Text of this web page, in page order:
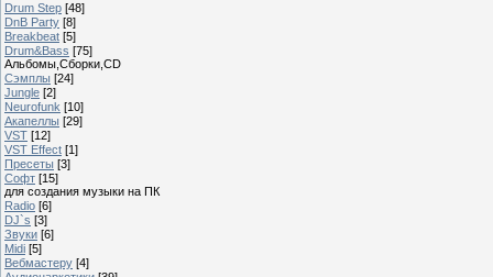
Drum Step [48]
DnB Party [8]
Breakbeat [5]
Drum&Bass [75]
Альбомы,Сборки,CD
Сэмплы [24]
Jungle [2]
Neurofunk [10]
Акапеллы [29]
VST [12]
VST Effect [1]
Пресеты [3]
Софт [15]
для создания музыки на ПК
Radio [6]
DJ`s [3]
Звуки [6]
Midi [5]
Вебмастеру [4]